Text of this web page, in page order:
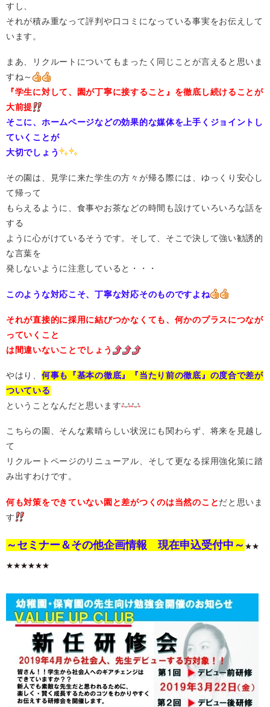
すし、
それが積み重なって評判や口コミになっている事実をお伝えして
います。
まあ、リクルートについてもまったく同じことが言えると思いま
すね～
『学生に対して、園が丁寧に接すること』を徹底し続けることが
大前提
そこに、ホームページなどの効果的な媒体を上手くジョイントし
ていくことが
大切でしょう
その園は、見学に来た学生の方々が帰る際には、ゆっくり安心し
て帰って
もらえるように、食事やお茶などの時間も設けていろいろな話を
する
ように心がけているそうです。そして、そこで決して強い勧誘的
な言葉を
発しないように注意していると・・・
このような対応こそ、丁寧な対応そのものですよね
それが直接的に採用に結びつかなくても、何かのプラスにつなが
っていくこと
は間違いないことでしょう
やはり、 何事も『基本の徹底』『当たり前の徹底』の度合で差が
ついている
ということなんだと思います
こちらの園、そんな素晴らしい状況にも関わらず、将来を見越し
て
リクルートページのリニューアル、そして更なる採用強化策に踏
み出すわけです。
何も対策をできていない園と差がつくのは当然のことだと思いま
す
～セミナー＆その他企画情報 現在申込受付中～ ★★
★★★★★★